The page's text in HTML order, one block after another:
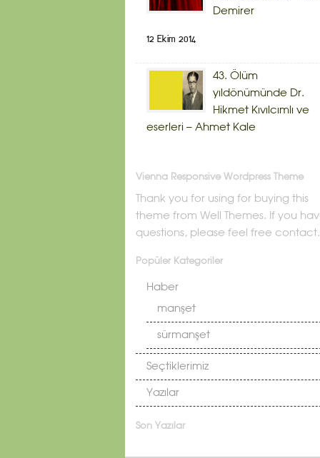
Demirer
12 Ekim 2014
43. Ölüm
yıldönümünde Dr.
Hikmet Kıvılcımlı ve
eserleri – Ahmet Kale
Vienna Responsive Wordpress Theme
Thank you for using for buying this
theme from Well Themes. If you
questions, please feel free contact.
Popüler Kategoriler
Haber
manşet
sürmanşet
Seçtiklerimiz
Yazılar
Son Yazılar